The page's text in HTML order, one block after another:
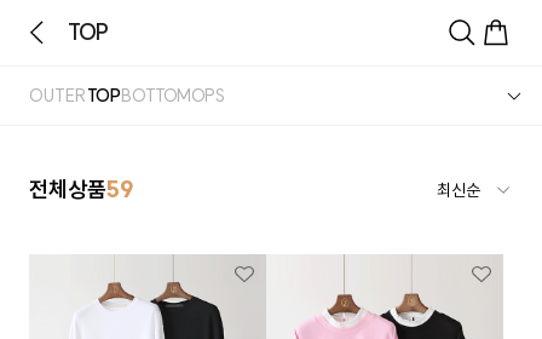
TOP
OUTERTOPBOTTOMOPS
전체상품59